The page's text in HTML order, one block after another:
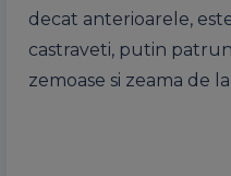
decat anterioarele,
castraveti, putin
zemoase si zeama de